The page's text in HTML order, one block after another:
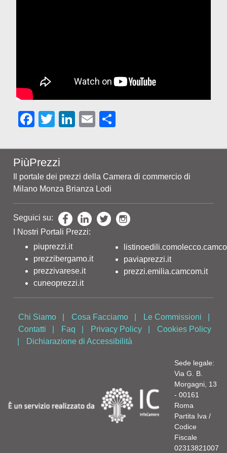
Facebook
Twitter
LinkedIn
Email
PiùPrezzi
Il portale dei prezzi della Camera di commercio di
Milano Monza Brianza Lodi
Seguici su:
I Nostri Portali Prezzi:
piuprezzi.it
prezzibergamo.it
prezzivarese.it
cuneoprezzi.it
paviaprezzi.it
prezzi.emilia.camcom.it
Chi Siamo Cosa Facciamo Le Commissioni
Contatti
Faq Privacy Policy
Cookies Policy
Dichiarazione di Accessibilità
Sede legale:
Via G. B.
Morgagni, 13
- 00161
Roma
Partita Iva /
Codice
Fiscale
02313821007